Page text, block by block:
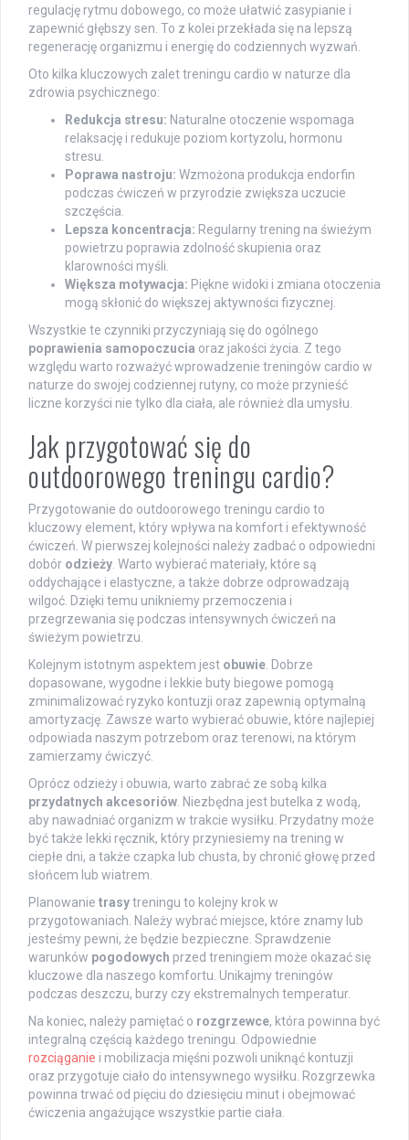
regulację rytmu dobowego, co może ułatwić zasypianie i
zapewnić głębszy sen. To z kolei przekłada się na lepszą
regenerację organizmu i energię do codziennych wyzwań.
Oto kilka kluczowych zalet treningu cardio w naturze dla
zdrowia psychicznego:
Redukcja stresu: Naturalne otoczenie wspomaga
relaksację i redukuje poziom kortyzolu, hormonu
stresu.
Poprawa nastroju: Wzmożona produkcja endorfin
podczas ćwiczeń w przyrodzie zwiększa uczucie
szczęścia.
Lepsza koncentracja: Regularny trening na świeżym
powietrzu poprawia zdolność skupienia oraz
klarowności myśli.
Większa motywacja: Piękne widoki i zmiana otoczenia
mogą skłonić do większej aktywności fizycznej.
Wszystkie te czynniki przyczyniają się do ogólnego
poprawienia samopoczucia oraz jakości życia. Z tego
względu warto rozważyć wprowadzenie treningów cardio w
naturze do swojej codziennej rutyny, co może przynieść
liczne korzyści nie tylko dla ciała, ale również dla umysłu.
Jak przygotować się do
outdoorowego treningu cardio?
Przygotowanie do outdoorowego treningu cardio to
kluczowy element, który wpływa na komfort i efektywność
ćwiczeń. W pierwszej kolejności należy zadbać o odpowiedni
dobór odzieży. Warto wybierać materiały, które są
oddychające i elastyczne, a także dobrze odprowadzają
wilgoć. Dzięki temu unikniemy przemoczenia i
przegrzewania się podczas intensywnych ćwiczeń na
świeżym powietrzu.
Kolejnym istotnym aspektem jest obuwie. Dobrze
dopasowane, wygodne i lekkie buty biegowe pomogą
zminimalizować ryzyko kontuzji oraz zapewnią optymalną
amortyzację. Zawsze warto wybierać obuwie, które najlepiej
odpowiada naszym potrzebom oraz terenowi, na którym
zamierzamy ćwiczyć.
Oprócz odzieży i obuwia, warto zabrać ze sobą kilka
przydatnych akcesoriów. Niezbędna jest butelka z wodą,
aby nawadniać organizm w trakcie wysiłku. Przydatny może
być także lekki ręcznik, który przyniesiemy na trening w
ciepłe dni, a także czapka lub chusta, by chronić głowę przed
słońcem lub wiatrem.
Planowanie trasytreningu to kolejny krok w
przygotowaniach. Należy wybrać miejsce, które znamy lub
jesteśmy pewni, że będzie bezpieczne. Sprawdzenie
warunków pogodowych przed treningiem może okazać się
kluczowe dla naszego komfortu. Unikajmy treningów
podczas deszczu, burzy czy ekstremalnych temperatur.
Na koniec, należy pamiętać o rozgrzewce, która powinna być
integralną częścią każdego treningu. Odpowiednie
rozciąganie i mobilizacja mięśni pozwoli uniknąć kontuzji
oraz przygotuje ciało do intensywnego wysiłku. Rozgrzewka
powinna trwać od pięciu do dziesięciu minut i obejmować
ćwiczenia angażujące wszystkie partie ciała.